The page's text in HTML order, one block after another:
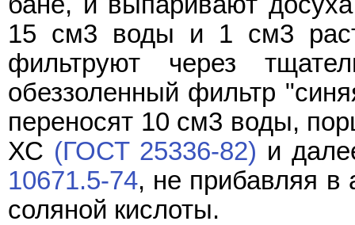
15 см3 воды и 1 см3
фильтруют через
обеззоленный фильтр
переносят 10 см3 воды,
ХС (ГОСТ 25336-82) и
10671.5-74, не прибавляя в
соляной кислоты.